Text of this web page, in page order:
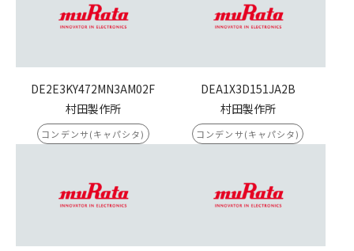
DE2E3KY472MN3AM02F
村田製作所
コンデンサ(キャパシタ)
DEA1X3D151JA2B
村田製作所
コンデンサ(キャパシタ)